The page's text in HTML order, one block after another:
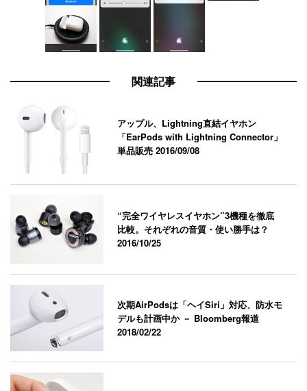
関連記事
アップル、Lightning直結イヤホン
「EarPods with Lightning Connector」
単品販売2016/09/08
“完全ワイヤレスイヤホン”3機種を徹底
比較。それぞれの音質・使い勝手は？
2016/10/25
次期AirPodsは「ヘイSiri」対応、防水モ
デルも計画中か － Bloomberg報道
2018/02/22